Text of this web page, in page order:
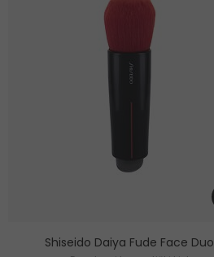
Shiseido Daiya Fude Face Duo